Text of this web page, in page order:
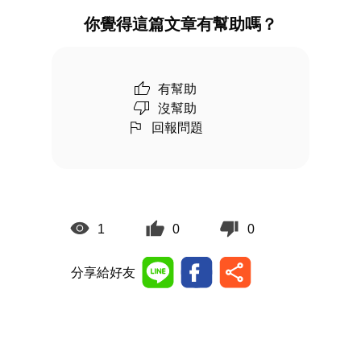
你覺得這篇文章有幫助嗎？
有幫助
沒幫助
回報問題
1 0 0
分享給好友